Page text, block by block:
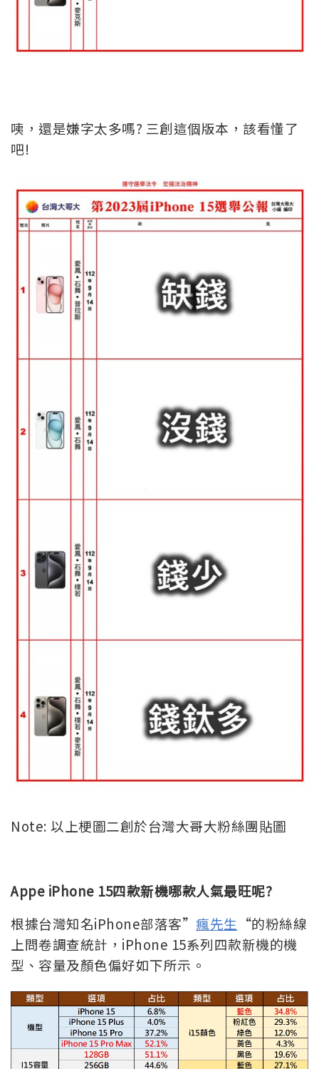
咦，還是嫌字太多嗎? 三創這個版本，該看懂了
吧!
Note: 以上梗圖二創於台灣大哥大粉絲團貼圖
Appe iPhone 15四款新機哪款人氣最旺呢?
根據台灣知名iPhone部落客” 瘋先生 “的粉絲線
上問卷調查統計，iPhone 15系列四款新機的機
型、容量及顏色偏好如下所示。